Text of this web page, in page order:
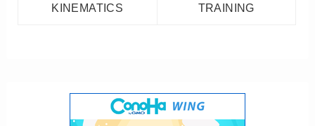
KINEMATICS TRAINING